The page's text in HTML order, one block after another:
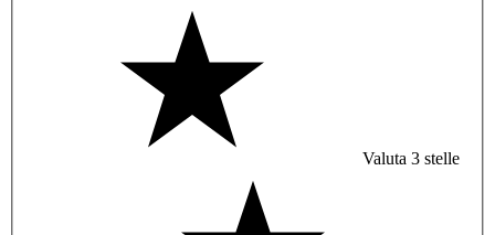
Valuta 3 stelle